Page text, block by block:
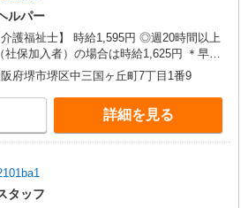
ルパー
護福祉士】 時給1,595円 ◎週20時間以上
保加入者）の場合は時給1,625円 ＊早朝
〜8:00、18:00〜）：時給1,994円〜 ＊日曜
円〜 【実務者研修・初任者研修
級・2級）】 時給1,515円 ◎週20時間
（社保加入者）の場合は時給1,545円 ＊
間（〜8:00、18:00〜）：時給1,894円〜 ＊
給 ◎キャンセル手当：職務時給の60％支給
府堺市堺区中三国ヶ丘町7丁目1番9
詳細を見る
タッフ